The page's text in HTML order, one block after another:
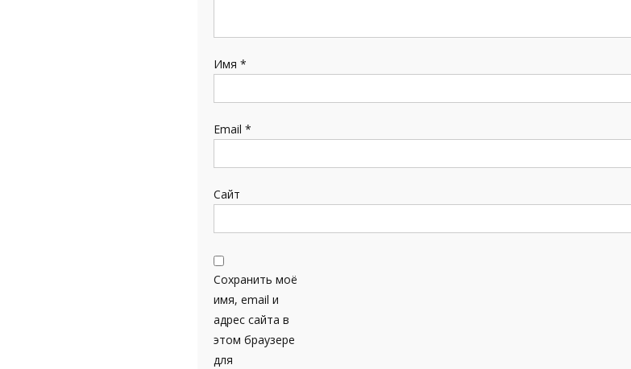
Имя *
Email *
Сайт
Сохранить моё
имя, email и
адрес сайта в
этом браузере
для